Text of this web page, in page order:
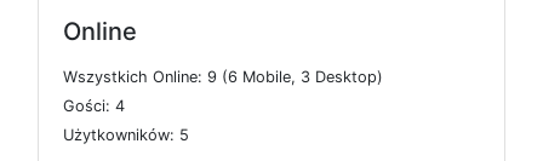
Online
Wszystkich Online: 9 (6 Mobile, 3 Desktop)
Gości: 4
Użytkowników: 5